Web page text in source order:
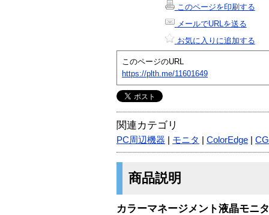
このページを印刷する
メールでURLを送る
お気に入りに追加する
このページのURL
https://plth.me/11601649
関連カテゴリ
PC周辺機器 モニタ ColorEdge CG
商品説明
カラーマネージメント液晶モニ